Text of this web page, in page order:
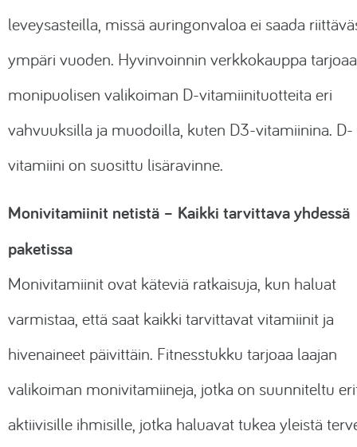
leveysasteilla, missä auringonvaloa ei saada
ympäri vuoden. Hyvinvoinnin verkkokauppa tarjoaa
monipuolisen valikoiman D-vitamiinituotteita eri
vahvuuksilla ja muodoilla, kuten D3-vitamiinina. D-
vitamiini on suosittu lisäravinne.
Monivitamiinit netistä – Kaikki tarvittava yhdessä
paketissa
Monivitamiinit ovat käteviä ratkaisuja, kun haluat
varmistaa, että saat kaikki tarvittavat vitamiinit ja
hivenaineet päivittäin. Fitnesstukku tarjoaa laajan
valikoiman monivitamiineja, jotka on suunniteltu
aktiivisille ihmisille, jotka haluavat tukea yleistä